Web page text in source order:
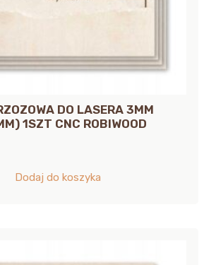
DO LASERA 3MM
1SZT CNC ROBIWOOD
Dodaj do koszyka